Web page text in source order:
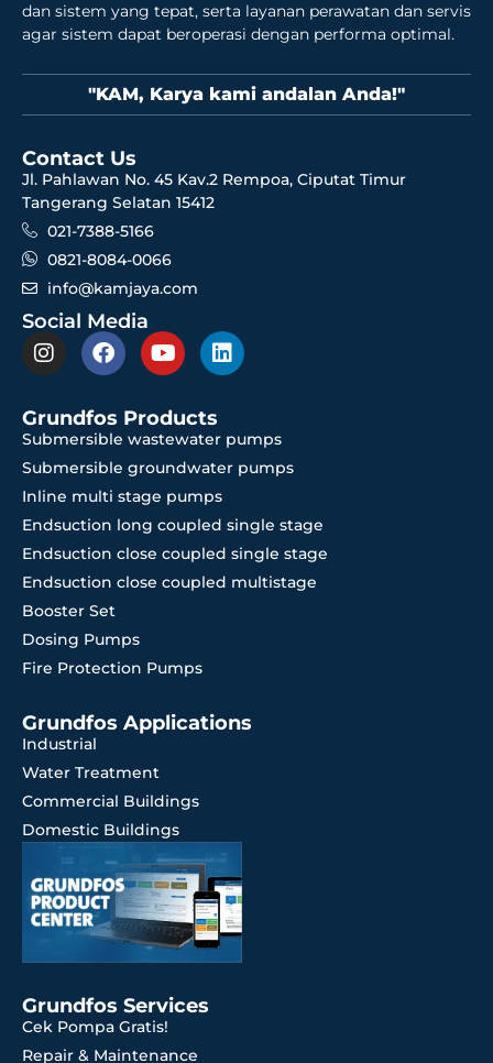
dan sistem yang tepat, serta layanan perawatan dan servis
agar sistem dapat beroperasi dengan performa optimal.
"KAM, Karya kami andalan Anda!"
Contact Us
Jl. Pahlawan No. 45 Kav.2 Rempoa, Ciputat Timur
Tangerang Selatan 15412
021-7388-5166
0821-8084-0066
info@kamjaya.com
Social Media
Grundfos Products
Submersible wastewater pumps
Submersible groundwater pumps
Inline multi stage pumps
Endsuction long coupled single stage
Endsuction close coupled single stage
Endsuction close coupled multistage
Booster Set
Dosing Pumps
Fire Protection Pumps
Grundfos Applications
Industrial
Water Treatment
Commercial Buildings
Domestic Buildings
Grundfos Services
Cek Pompa Gratis!
Repair & Maintenance